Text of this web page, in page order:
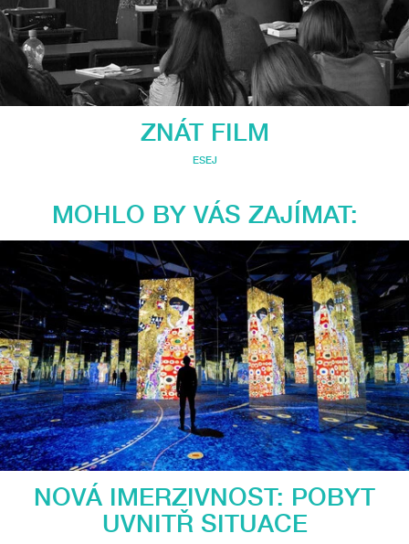
ZNÁT FILM
ESEJ
MOHLO BY VÁS ZAJÍMAT:
NOVÁ IMERZIVNOST: POBYT
UVNITŘ SITUACE